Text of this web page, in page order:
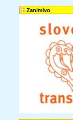
Zanimivo